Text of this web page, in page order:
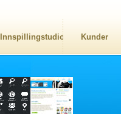
Innspillingstudio Kunder